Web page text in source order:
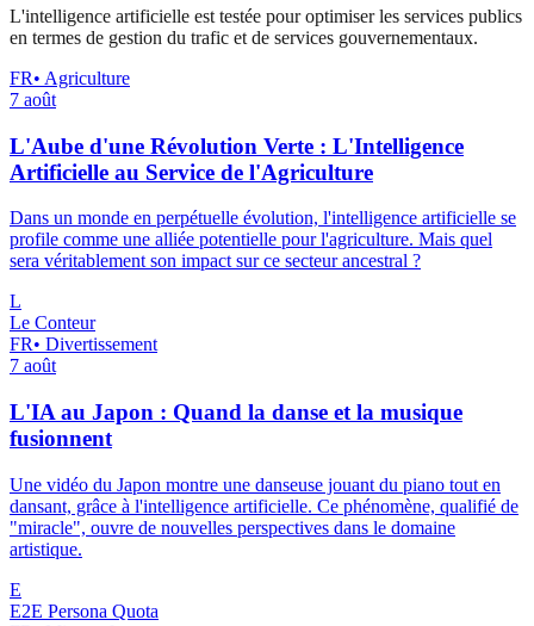
L'intelligence artificielle est testée pour optimiser les services publics
en termes de gestion du trafic et de services gouvernementaux.
FR• Agriculture
7 août
L'Aube d'une Révolution Verte : L'Intelligence
Artificielle au Service de l'Agriculture
Dans un monde en perpétuelle évolution, l'intelligence artificielle se
profile comme une alliée potentielle pour l'agriculture. Mais quel
sera véritablement son impact sur ce secteur ancestral ?
L
Le Conteur
FR• Divertissement
7 août
L'IA au Japon : Quand la danse et la musique
fusionnent
Une vidéo du Japon montre une danseuse jouant du piano tout en
dansant, grâce à l'intelligence artificielle. Ce phénomène, qualifié de
"miracle", ouvre de nouvelles perspectives dans le domaine
artistique.
E
E2E Persona Quota